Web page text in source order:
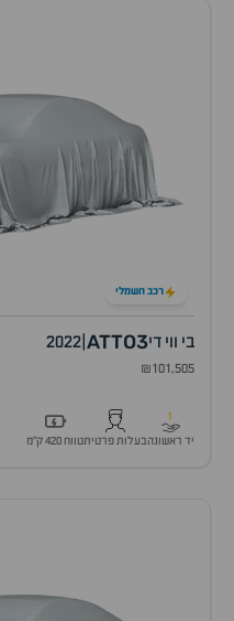
רכב חשמלי
בי ווי דיATTO3
2022
₪101,505
1
יד ראשונהבעלות פרטיתטווח 420 ק״מ